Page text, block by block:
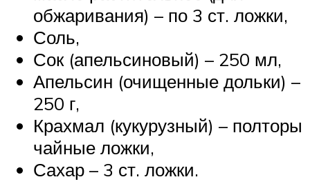
обжаривания) – по 3 ст. ложки,
Соль,
Сок (апельсиновый) – 250 мл,
Апельсин (очищенные дольки) –
250 г,
Крахмал (кукурузный) – полторы
чайные ложки,
Сахар – 3 ст. ложки.